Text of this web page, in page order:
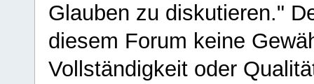
Glauben zu diskutieren."
diesem Forum keine
Vollständigkeit oder